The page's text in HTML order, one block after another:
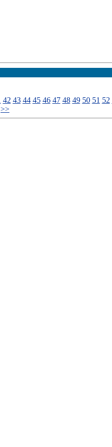
42 43 44 45 46 47 48 49 50 51 52
>>